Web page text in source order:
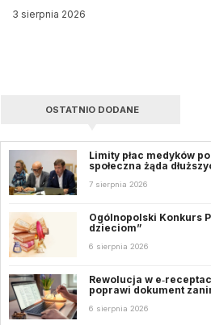
3 sierpnia 2026
OSTATNIO DODANE
Limity płac medyków
społeczna żąda
7 sierpnia 2026
Ogólnopolski Konkurs
dzieciom”
6 sierpnia 2026
Rewolucja w
poprawi dokument
6 sierpnia 2026